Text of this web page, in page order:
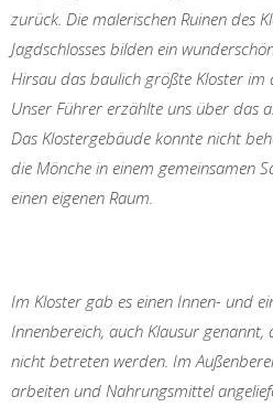
zurück. Die malerischen Ruinen des
Jagdschlosses bilden ein
Hirsau das baulich größte Kloster im
Unser Führer erzählte uns über das
Das Klostergebäude konnte nicht
die Mönche in einem gemeinsamen
einen eigenen Raum.
Im Kloster gab es einen Innen- und
Innenbereich, auch Klausur
nicht betreten werden. Im
arbeiten und Nahrungsmittel